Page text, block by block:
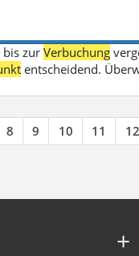
bis zurVerbuchung
entscheidend.
8 9 10 11 12